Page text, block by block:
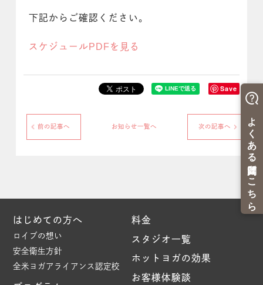
下記からご確認ください。
スケジュールPDFを見る
Save
前の記事へ お知らせ一覧へ 次の記事へ
はじめての方へ
ロイブの想い
安全衛生方針
全米ヨガアライアンス認定校
料金
スタジオ一覧
ホットヨガの効果
お客様体験談